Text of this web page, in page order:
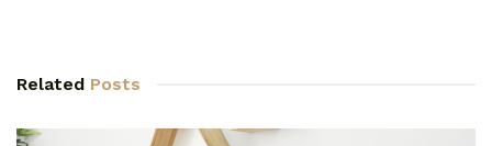
Related Posts